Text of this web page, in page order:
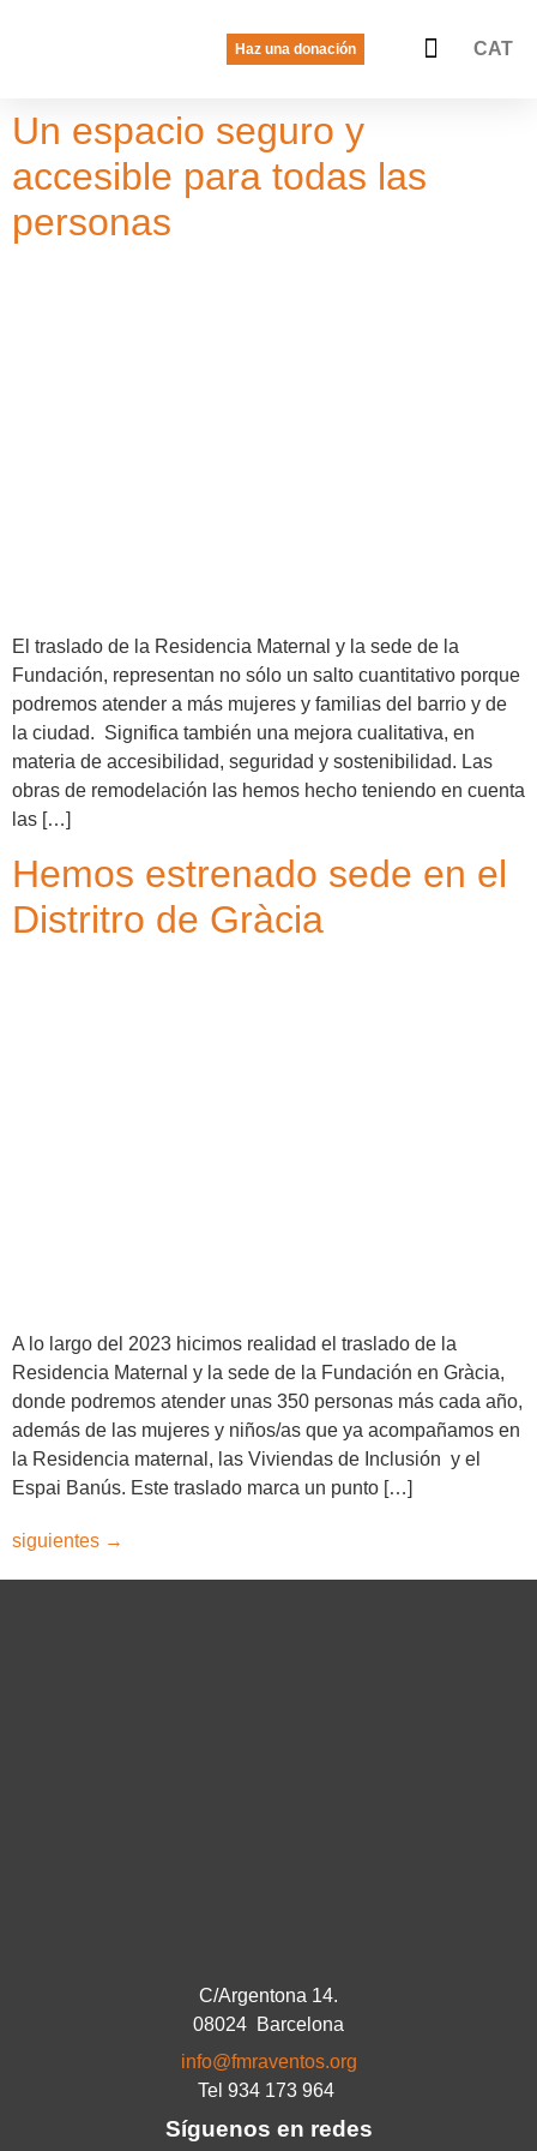
Haz una donación CAT
Un espacio seguro y
accesible para todas las
personas
El traslado de la Residencia Maternal y la sede de la
Fundación, representan no sólo un salto cuantitativo porque
podremos atender a más mujeres y familias del barrio y de
la ciudad. Significa también una mejora cualitativa, en
materia de accesibilidad, seguridad y sostenibilidad. Las
obras de remodelación las hemos hecho teniendo en cuenta
las […]
Hemos estrenado sede en el
Distritro de Gràcia
A lo largo del 2023 hicimos realidad el traslado de la
Residencia Maternal y la sede de la Fundación en Gràcia,
donde podremos atender unas 350 personas más cada año,
además de las mujeres y niños/as que ya acompañamos en
la Residencia maternal, las Viviendas de Inclusión y el
Espai Banús. Este traslado marca un punto […]
siguientes →
C/Argentona 14.
08024 Barcelona
info@fmraventos.org
Tel 934 173 964
Síguenos en redes